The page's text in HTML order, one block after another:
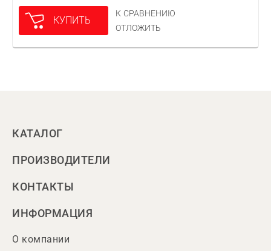
КУПИТЬ
К СРАВНЕНИЮ
ОТЛОЖИТЬ
КАТАЛОГ
ПРОИЗВОДИТЕЛИ
КОНТАКТЫ
ИНФОРМАЦИЯ
О компании